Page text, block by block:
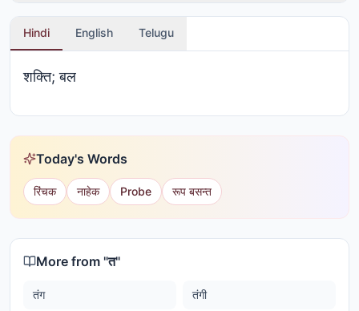
Hindi English Telugu
शक्ति; बल
Today's Words
रिंचक नाहेक Probe रूप बसन्त
More from "त"
तंग तंगी